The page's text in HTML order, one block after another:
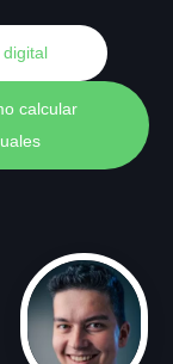
calcular